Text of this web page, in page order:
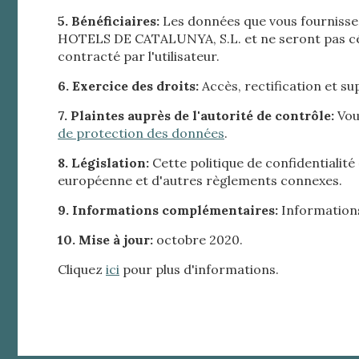
5. Bénéficiaires: Les données que vous
HOTELS DE CATALUNYA, S.L. et ne seront
contracté par l'utilisateur.
6. Exercice des droits: Accès, rectification et
7. Plaintes auprès de l'autorité de contrôle:
de protection des données.
8. Législation: Cette politique de confidentialité
européenne et d'autres règlements connexes.
9. Informations complémentaires:
10. Mise à jour: octobre 2020.
Cliquez ici pour plus d'informations.
Ce site
Web